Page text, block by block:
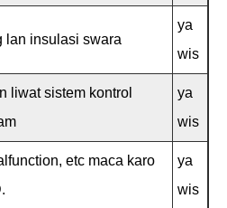
lan insulasi swara
ya
wis
liwat sistem kontrol
ya
wis
etc maca karo
ya
wis